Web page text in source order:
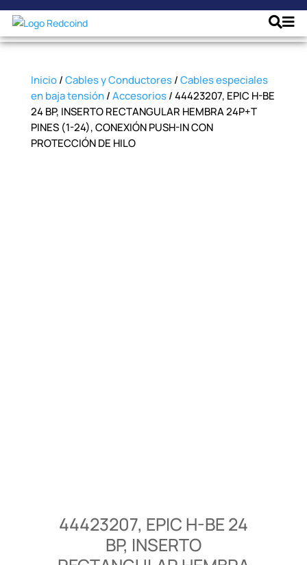
Inicio/Cables y Conductores/Cables especiales
en baja tensión/Accesorios/ 44423207, EPIC H-BE
24 BP, INSERTO RECTANGULAR HEMBRA 24P+T
PINES (1-24), CONEXIÓN PUSH-IN CON
PROTECCIÓN DE HILO
44423207, EPIC H-BE 24
BP, INSERTO